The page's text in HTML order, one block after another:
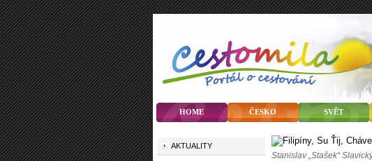
HOME ČESKO SVĚT
Stanislav „Stašek“
AKTUALITY